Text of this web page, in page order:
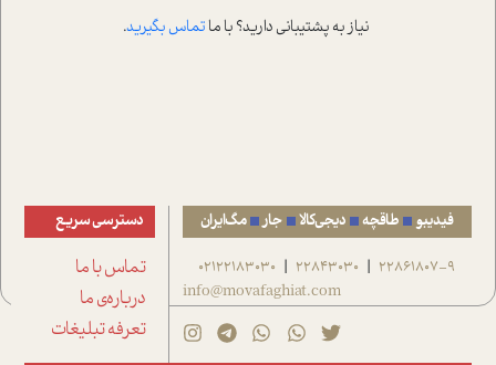
نیاز به پشتیبانی دارید؟ با ماتماس بگیرید.
فیدیبو طاقچه دیجی‌کالا جار مگ‌ایران
22861807-9
|
22843030
|
02122183030
info@movafaghiat.com
دسترسی سریع
تماس با ما
درباره‌ی ما
تعرفه تبلیغات